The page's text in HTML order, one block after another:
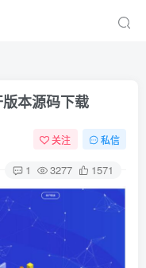
本源码下载
关注 私信
1 3277 1571